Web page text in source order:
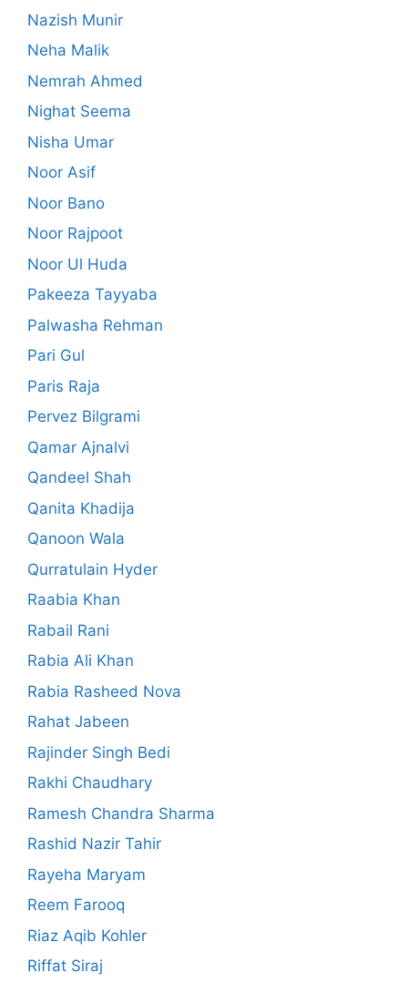
Nazish Munir
Neha Malik
Nemrah Ahmed
Nighat Seema
Nisha Umar
Noor Asif
Noor Bano
Noor Rajpoot
Noor Ul Huda
Pakeeza Tayyaba
Palwasha Rehman
Pari Gul
Paris Raja
Pervez Bilgrami
Qamar Ajnalvi
Qandeel Shah
Qanita Khadija
Qanoon Wala
Qurratulain Hyder
Raabia Khan
Rabail Rani
Rabia Ali Khan
Rabia Rasheed Nova
Rahat Jabeen
Rajinder Singh Bedi
Rakhi Chaudhary
Ramesh Chandra Sharma
Rashid Nazir Tahir
Rayeha Maryam
Reem Farooq
Riaz Aqib Kohler
Riffat Siraj